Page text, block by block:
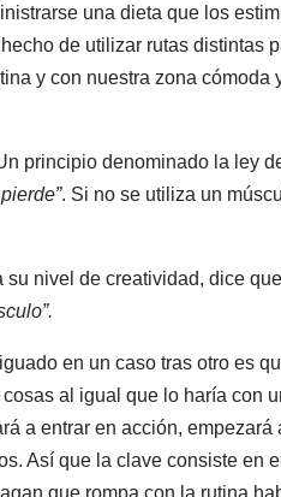
una dieta que los
de utilizar rutas distintas
y con nuestra zona cómoda
principio denominado la ley
. Si no se utiliza un
su nivel de creatividad, dice
en un caso tras otro es
al igual que lo haría con
a entrar en acción,
Así que la clave consiste en
que rompa con la rutina